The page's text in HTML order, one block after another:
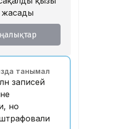
жасады
туралы
танымал
записей
но